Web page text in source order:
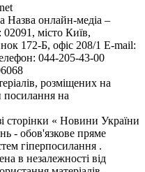
Назва онлайн-медіа –
місто Київ,
172-Б, офіс 208/1 E-mail:
044-205-43-00
розміщених на
посилання на
сторінки « Новини України
- обов'язкове пряме
гіперпосилання .
в незалежності від